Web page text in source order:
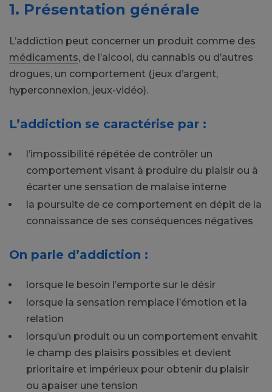
1. Présentation générale
L’addiction peut concerner un produit comme des
médicaments, de l’alcool, du cannabis ou d’autres
drogues, un comportement (jeux d’argent,
hyperconnexion, jeux-vidéo).
L’addiction se caractérise par :
l’impossibilité répétée de contrôler un
comportement visant à produire du plaisir ou à
écarter une sensation de malaise interne
la poursuite de ce comportement en dépit de la
connaissance de ses conséquences négatives
On parle d’addiction :
lorsque le besoin l’emporte sur le désir
lorsque la sensation remplace l’émotion et la
relation
lorsqu’un produit ou un comportement envahit
le champ des plaisirs possibles et devient
prioritaire et impérieux pour obtenir du plaisir
ou apaiser une tension